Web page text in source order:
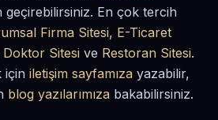
geçirebilirsiniz. En çok tercih
Firma Sitesi, E-Ticaret
Doktor Sitesi ve Restoran Sitesi.
için iletişim sayfamıza yazabilir,
blog yazılarımıza bakabilirsiniz.